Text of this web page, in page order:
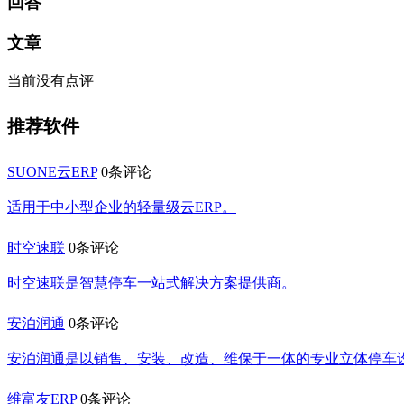
文章
当前没有点评
推荐软件
SUONE云ERP 0条评论
适用于中小型企业的轻量级云ERP。
时空速联 0条评论
时空速联是智慧停车一站式解决方案提供商。
安泊润通 0条评论
安泊润通是以销售、安装、改造、维保于一体的专业立体停车
维富友ERP 0条评论